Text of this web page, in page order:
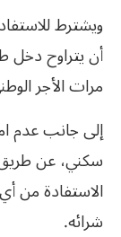
مرات الأجر الوطني
إلى جانب عدم
سكني، عن طريق
الاستفادة من
شرائه.